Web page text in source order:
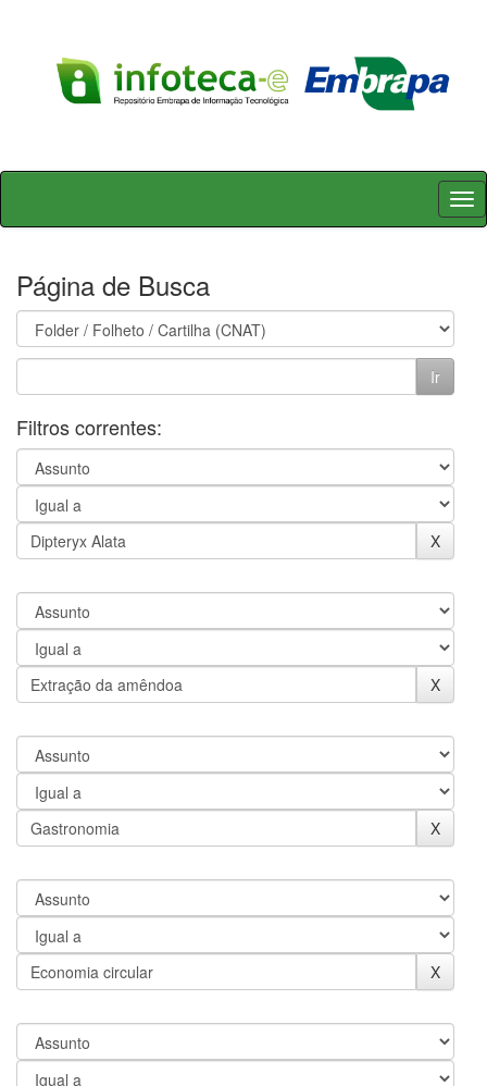
Skip
Página de Busca
Filtros correntes: